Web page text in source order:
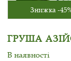
Знижка -
ГРУША
В наявності